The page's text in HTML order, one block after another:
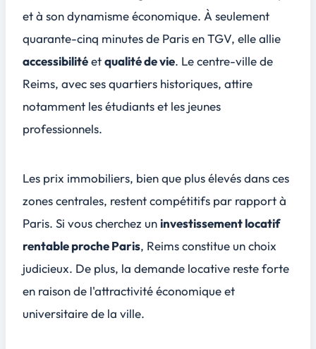
et à sondynamisme économique. À seulement
quarante-cinq minutes de Paris en TGV, elle allie
accessibilitéetqualité de vie. Le centre-ville de
Reims, avec ses quartiers historiques, attire
notamment les étudiants et les jeunes
professionnels.
Les prix immobiliers, bien que plus élevés dans ces
zones centrales, restent compétitifs par rapport à
Paris. Si vous cherchez uninvestissement locatif
rentable proche Paris, Reims constitue un choix
judicieux. De plus, la demande locative reste forte
en raison de l'attractivité économique et
universitaire de la ville.